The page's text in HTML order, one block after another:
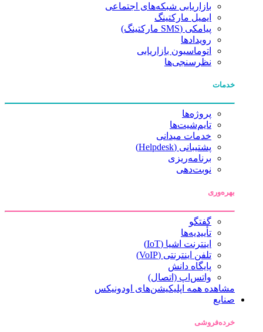
بازاریابی شبکه‌های اجتماعی
ایمیل مارکتینگ
پیامکی (SMS مارکتینگ)
رویدادها
اتوماسیون بازاریابی
نظرسنجی‌ها
خدمات
پروژه‌ها
تایم‌شیت‌ها
خدمات میدانی
پشتیبانی (Helpdesk)
برنامه‌ریزی
نوبت‌دهی
بهره‌وری
گفتگو
تأییدیه‌ها
اینترنت اشیا (IoT)
تلفن اینترنتی (VoIP)
پایگاه دانش
واتس‌اپ (اتصال)
مشاهده همه اپلیکیشن‌های اودونیکس
صنایع
خرده‌فروشی